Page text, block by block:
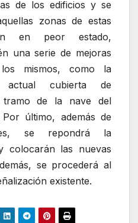
de los edificios y se
zonas de estas
en peor estado,
una serie de mejoras
mismos, como la
cubierta de
de la nave del
último, además de
se repondrá la
colocarán las nuevas
se procederá al
existente.